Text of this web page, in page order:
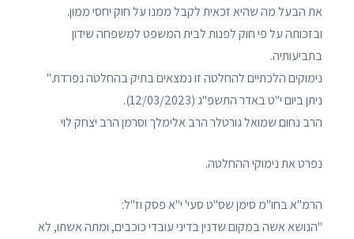
את הבעל מה שהיא זכאית לקבל ממנו על חוק יחסי ממון.
ובזכותה על פי חוק לפנות לבית המשפט למשפחה שידון
בתביעותיה.
נימוקים הלכתיים להחלטה זו נמצאים בתיק בהחלטה נפרדת."
ניתן ביום י"ט באדר התשפ"ג (12/03/2023).
הרב נחום שמואל גורטלר הרב אלימלך וסרמן הרב יצחק לוי
נפרט את נימוקי ההחלטה.
הרמ"א בחו"מ סימן שס"ט סעי' י"א פסק וז"ל:
"הנושא אשה במקום שדנין בדיני עובדי כוכבים, ומתה אשתו, לא